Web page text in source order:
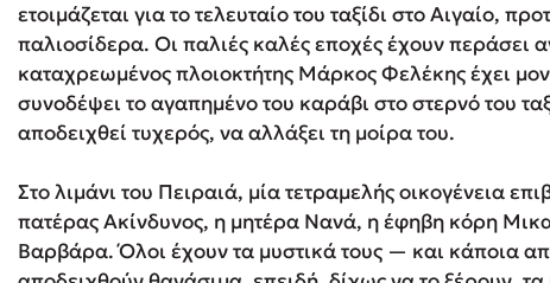
Δανάη Δεληγεώργη
Πάνω, κάτω, μπροστά, πίσω
Mel Robbins
Η μέθοδος Αφήστε τους
ετοιμάζεται για το τελευταίο του ταξίδι στο Αιγαίο,
παλιοσίδερα. Οι παλιές καλές εποχές έχουν περάσει
καταχρεωμένος πλοιοκτήτης Μάρκος Φελέκης έχει
συνοδέψει το αγαπημένο του καράβι στο στερνό του
αποδειχθεί τυχερός, να αλλάξει τη μοίρα του.
Στο λιμάνι του Πειραιά, μία τετραμελής οικογένεια
πατέρας Ακίνδυνος, η μητέρα Νανά, η έφηβη κόρη
Βαρβάρα. Όλοι έχουν τα μυστικά τους — και κάποια